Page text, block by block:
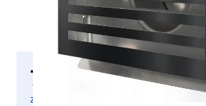
72,50 €
inkl. MwSt.
zzgl. Versandkosten